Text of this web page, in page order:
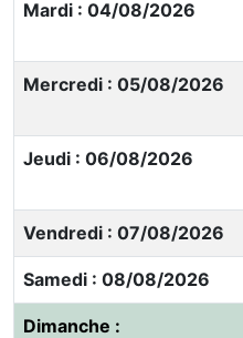
Mardi : 04/08/2026
Mercredi : 05/08/2026
Jeudi : 06/08/2026
Vendredi : 07/08/2026
Samedi : 08/08/2026
Dimanche :